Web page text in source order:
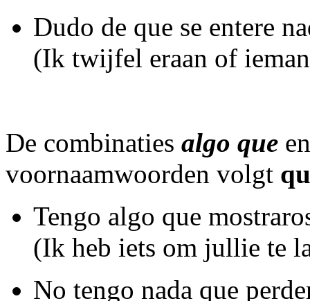
Dudo de que se entere
(Ik twijfel eraan of
De combinaties algo que
voornaamwoorden volgt
Tengo algo que
(Ik heb iets om jullie te
No tengo nada que